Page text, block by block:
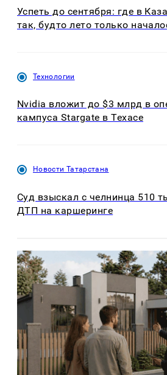
Успеть до сентября: где в
так, будто лето только
Технологии
Nvidia вложит до $3 млрд в
кампуса Stargate в Техасе
Новости Татарстана
Суд взыскал с челнинца 510
ДТП на каршеринге